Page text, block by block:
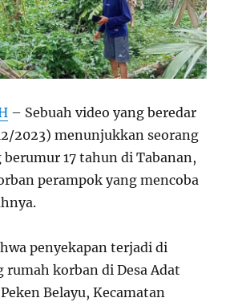
– Sebuah video yang beredar
2023) menunjukkan seorang
berumur 17 tahun di Tabanan,
perampok yang mencoba
penyekapan terjadi di
rumah korban di Desa Adat
Belayu, Kecamatan